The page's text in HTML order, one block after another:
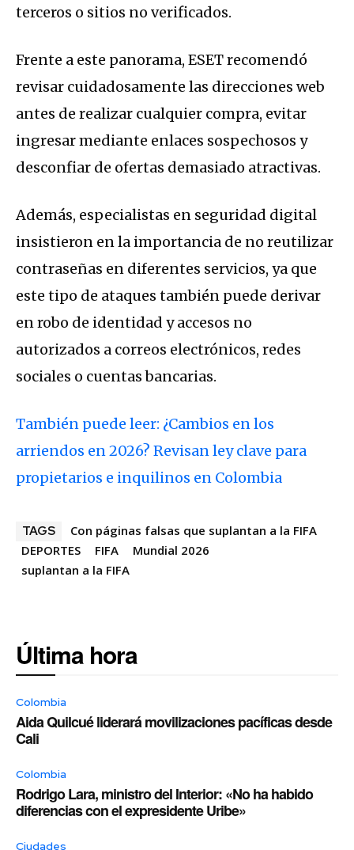
terceros o sitios no verificados.
Frente a este panorama, ESET recomendó
revisar cuidadosamente las direcciones web
antes de realizar cualquier compra, evitar
ingresar mediante enlaces sospechosos y
desconfiar de ofertas demasiado atractivas.
Además, especialistas en seguridad digital
insistieron en la importancia de no reutilizar
contraseñas en diferentes servicios, ya que
este tipo de ataques también puede derivar
en robo de identidad y accesos no
autorizados a correos electrónicos, redes
sociales o cuentas bancarias.
También puede leer: ¿Cambios en los
arriendos en 2026? Revisan ley clave para
propietarios e inquilinos en Colombia
TAGS
Con páginas falsas que suplantan a la FIFA
DEPORTES
FIFA
Mundial 2026
suplantan a la FIFA
Última hora
Colombia
Aida Quilcué liderará movilizaciones pacíficas desde
Cali
Colombia
Rodrigo Lara, ministro del Interior: «No ha habido
diferencias con el expresidente Uribe»
Ciudades